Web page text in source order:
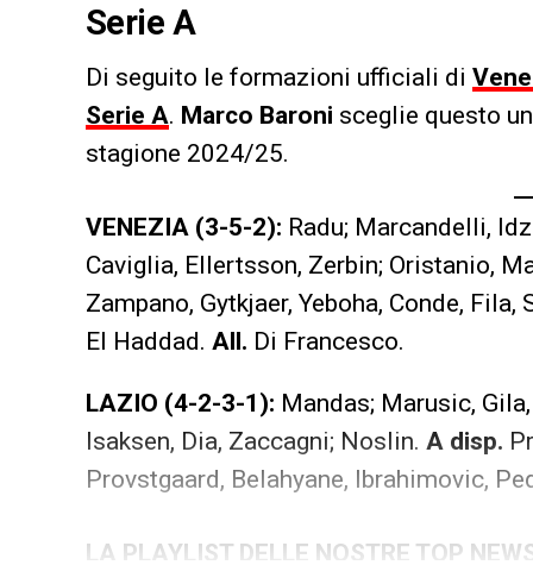
Serie A
Di seguito le formazioni ufficiali di
Serie A. Marco Baroni sceglie questo
stagione 2024/25.
VENEZIA (3-5-2): Radu; Marcandelli,
Caviglia, Ellertsson, Zerbin; Oristanio,
Zampano, Gytkjaer, Yeboha, Conde,
El Haddad. All. Di Francesco.
LAZIO (4-2-3-1): Mandas; Marusic,
Isaksen, Dia, Zaccagni; Noslin. A disp.
Provstgaard, Belahyane, Ibrahimovic,
LA PLAYLIST DELLE NOSTRE TOP